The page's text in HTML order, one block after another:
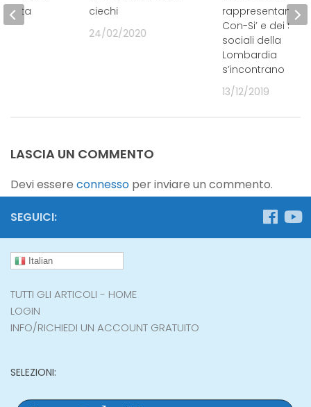
ciechi
24/02/2020
rappresentanti
Con-Si’ e dei
sociali della
Lombardia
s’incontrano
13/12/2019
LASCIA UN COMMENTO
Devi essere connesso per inviare un commento.
SEGUICI:
Italian
TUTTI GLI ARTICOLI - HOME
LOGIN
INFO/RICHIEDI UN ACCOUNT GRATUITO
SELEZIONI: